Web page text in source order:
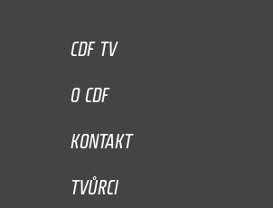
CDF TV
O CDF
KONTAKT
TVŮRCI